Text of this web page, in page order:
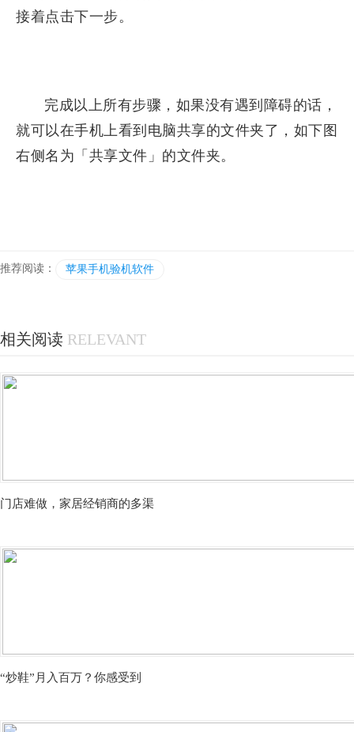
接着点击下一步。
完成以上所有步骤，如果没有遇到障碍的话，
就可以在手机上看到电脑共享的文件夹了，如下图
右侧名为「共享文件」的文件夹。
推荐阅读： 苹果手机验机软件
相关阅读 RELEVANT
门店难做，家居经销商的多渠
“炒鞋”月入百万？你感受到